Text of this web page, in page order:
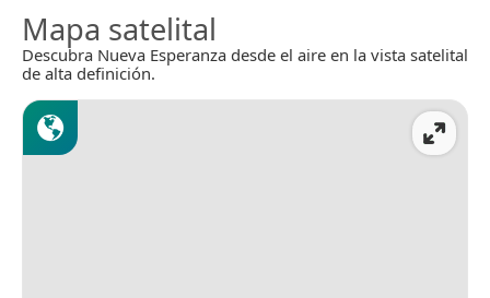
Mapa satelital
Descubra Nueva Esperanza desde el aire en la vista satelital
de alta definición.